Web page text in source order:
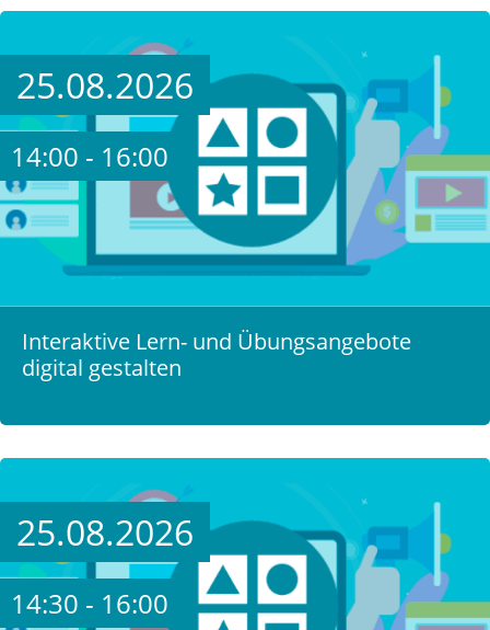
25.08.2026
14:00 - 16:00
Interaktive Lern- und Übungsangebote
digital gestalten
25.08.2026
14:30 - 16:00